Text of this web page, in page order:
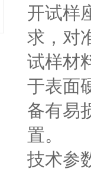
开试样
求，对
试样材
于表面
备有易
置。
技术参